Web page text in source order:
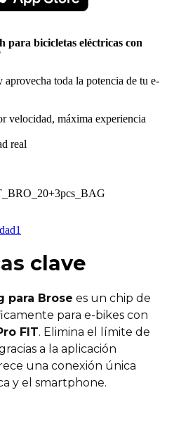
para bicicletas eléctricas con
aprovecha toda la potencia de tu e-
velocidad, máxima experiencia
real
1
clave
para Brose es un chip de
para e-bikes con
FIT. Elimina el límite de
a la aplicación
una conexión única
y el smartphone.